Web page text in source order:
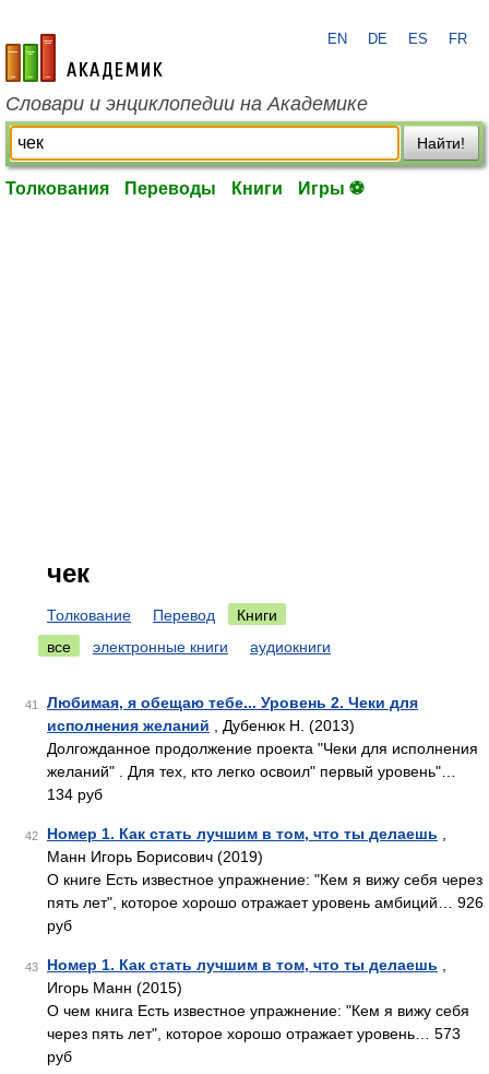
academic.ru
EN DE ES FR
Словари и энциклопедии на Академике
Найти!
Толкования Переводы Книги Игры ⚽
чек
Толкование Перевод
Книги
все
электронные книги аудиокниги
41
Любимая, я обещаю тебе... Уровень 2. Чеки для
исполнения желаний , Дубенюк Н. (2013)
Долгожданное продолжение проекта "Чеки для исполнения
желаний" . Для тех, кто легко освоил" первый уровень"…
134 руб
42 Номер 1. Как стать лучшим в том, что ты делаешь
Манн Игорь Борисович (2019)
О книге Есть известное упражнение: "Кем я вижу себя через
пять лет", которое хорошо отражает уровень амбиций… 926
руб
43 Номер 1. Как стать лучшим в том, что ты делаешь
Игорь Манн (2015)
О чем книга Есть известное упражнение: "Кем я вижу себя
через пять лет", которое хорошо отражает уровень… 573
руб